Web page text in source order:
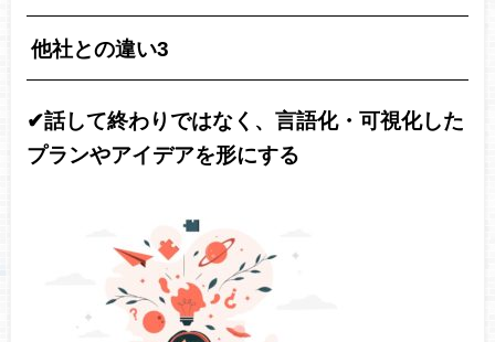
他社との違い3
✔︎話して終わりではなく、言語化・可視化した
プランやアイデアを形にする